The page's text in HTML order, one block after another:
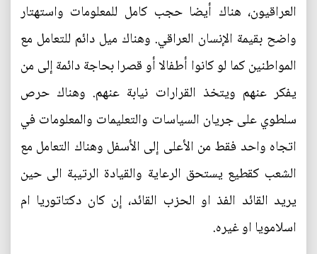
العراقيون، هناك أيضا حجب كامل للمعلومات واستهتار
واضح بقيمة الإنسان العراقي. وهناك ميل دائم للتعامل مع
المواطنين كما لو كانوا أطفالا أو قصرا بحاجة دائمة إلى من
يفكر عنهم ويتخذ القرارات نيابة عنهم. وهناك حرص
سلطوي على جريان السياسات والتعليمات والمعلومات في
اتجاه واحد فقط من الأعلى إلى الأسفل وهناك التعامل مع
الشعب كقطيع يستحق الرعاية والقيادة الرتيبة الى حين
يريد القائد الفذ او الحزب القائد، إن كان دكتاتوريا ام
اسلامويا او غيره.